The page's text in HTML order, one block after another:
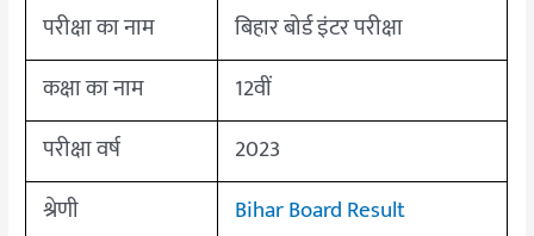
परीक्षा का नाम
बिहार बोर्ड इंटर परीक्षा
कक्षा का नाम
12वीं
परीक्षा वर्ष
2023
श्रेणी
Bihar Board Result